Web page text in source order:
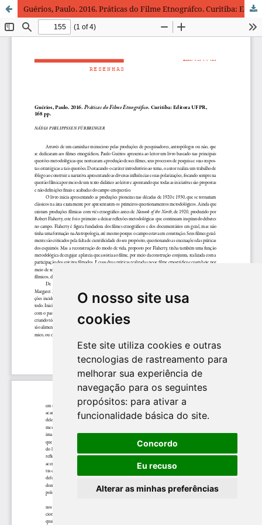
O nosso site usa
cookies
Este site utiliza cookies e outras
tecnologias de rastreamento para
melhorar sua experiência de
navegação para os seguintes
propósitos: para ativar a
funcionalidade básica do site.
Concordo
Eu recuso
Alterar as minhas preferências
Guérios, Paulo. 2016. Práticas do Filme Etnográfco. Curitiba: Editora UFPR, 168 pp.